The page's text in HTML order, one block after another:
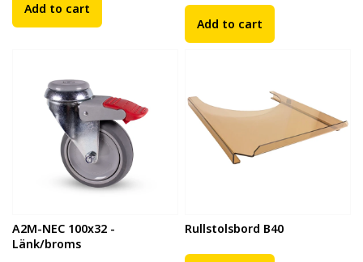
Add to cart
Add to cart
A2M-NEC 100x32 -
Länk/broms
Rullstolsbord B40